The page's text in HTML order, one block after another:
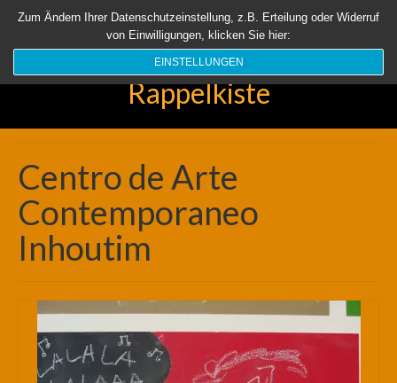
Startseite Aktuell Über uns Unsere Rappelkiste Länder
Suchen
Rappelkiste
Centro de Arte
Contemporaneo
Inhoutim
Zum Ändern Ihrer Datenschutzeinstellung, z.B. Erteilung oder Widerruf
von Einwilligungen, klicken Sie hier:
EINSTELLUNGEN